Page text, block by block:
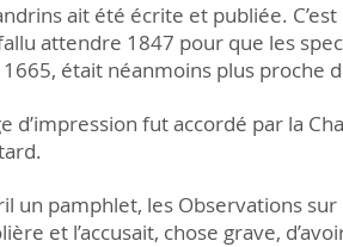
ait été écrite et publiée. C’est
attendre 1847 pour que les
était néanmoins plus proche
d’impression fut accordé par la
un pamphlet, les Observations
et l’accusait, chose grave,